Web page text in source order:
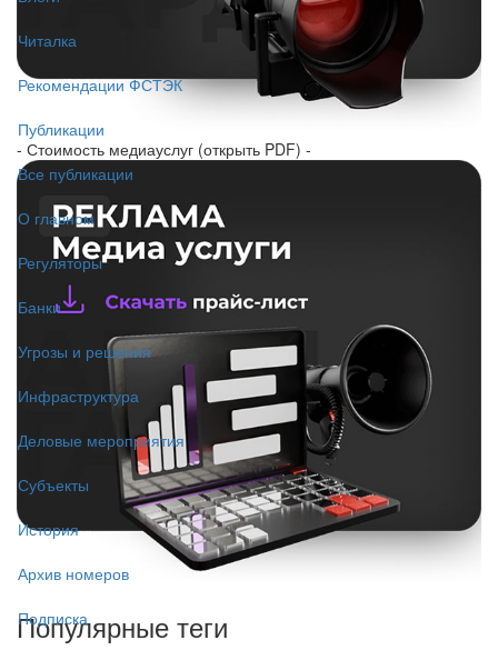
Читалка
Рекомендации ФСТЭК
Публикации
Все публикации
О главном
Регуляторы
Банки
Угрозы и решения
Инфраструктура
Деловые мероприятия
Субъекты
История
Архив номеров
Подписка
- Стоимость медиауслуг (открыть PDF) -
Популярные теги